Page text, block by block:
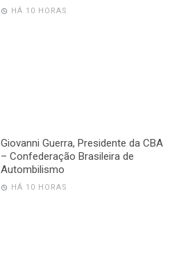
HÁ 10 HORAS
Giovanni Guerra, Presidente da CBA
– Confederação Brasileira de
Autombilismo
HÁ 10 HORAS